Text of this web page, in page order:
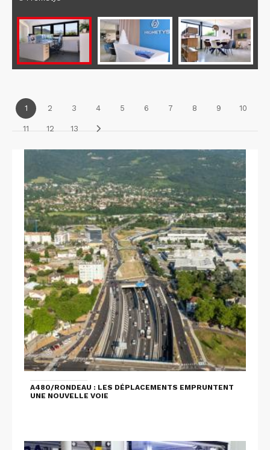
1 2 3 4 5 6 7 8 9 10
11 12 13
A480/RONDEAU : LES DÉPLACEMENTS EMPRUNTENT
UNE NOUVELLE VOIE